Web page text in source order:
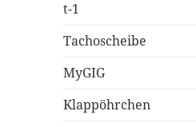
t-1
Tachoscheibe
MyGIG
Klappöhrchen